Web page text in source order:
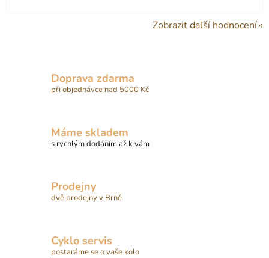
Zobrazit další hodnocení
Doprava zdarma
při objednávce nad 5000 Kč
Máme skladem
s rychlým dodáním až k vám
Prodejny
dvě prodejny v Brně
Cyklo servis
postaráme se o vaše kolo